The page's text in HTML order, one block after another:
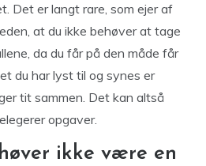
Det er langt rare, som ejer af
at du ikke behøver at tage
da du får på den måde får
du har lyst til og synes er
tit sammen. Det kan altså
opgaver.
ikke være en